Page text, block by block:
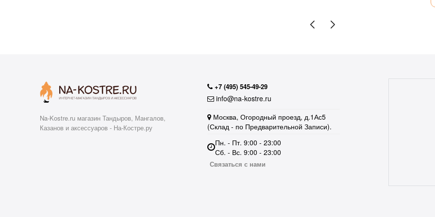
Na-Kostre.ru магазин Тандыров, Мангалов,
Казанов и аксессуаров - На-Костре.ру
+7 (495) 545-49-29
info@na-kostre.ru
Москва, Огородный проезд, д.1Ас5
(Склад - по Предварительной Записи).
Пн. - Пт. 9:00 - 23:00
Сб. - Вс. 9:00 - 23:00
Связаться с нами